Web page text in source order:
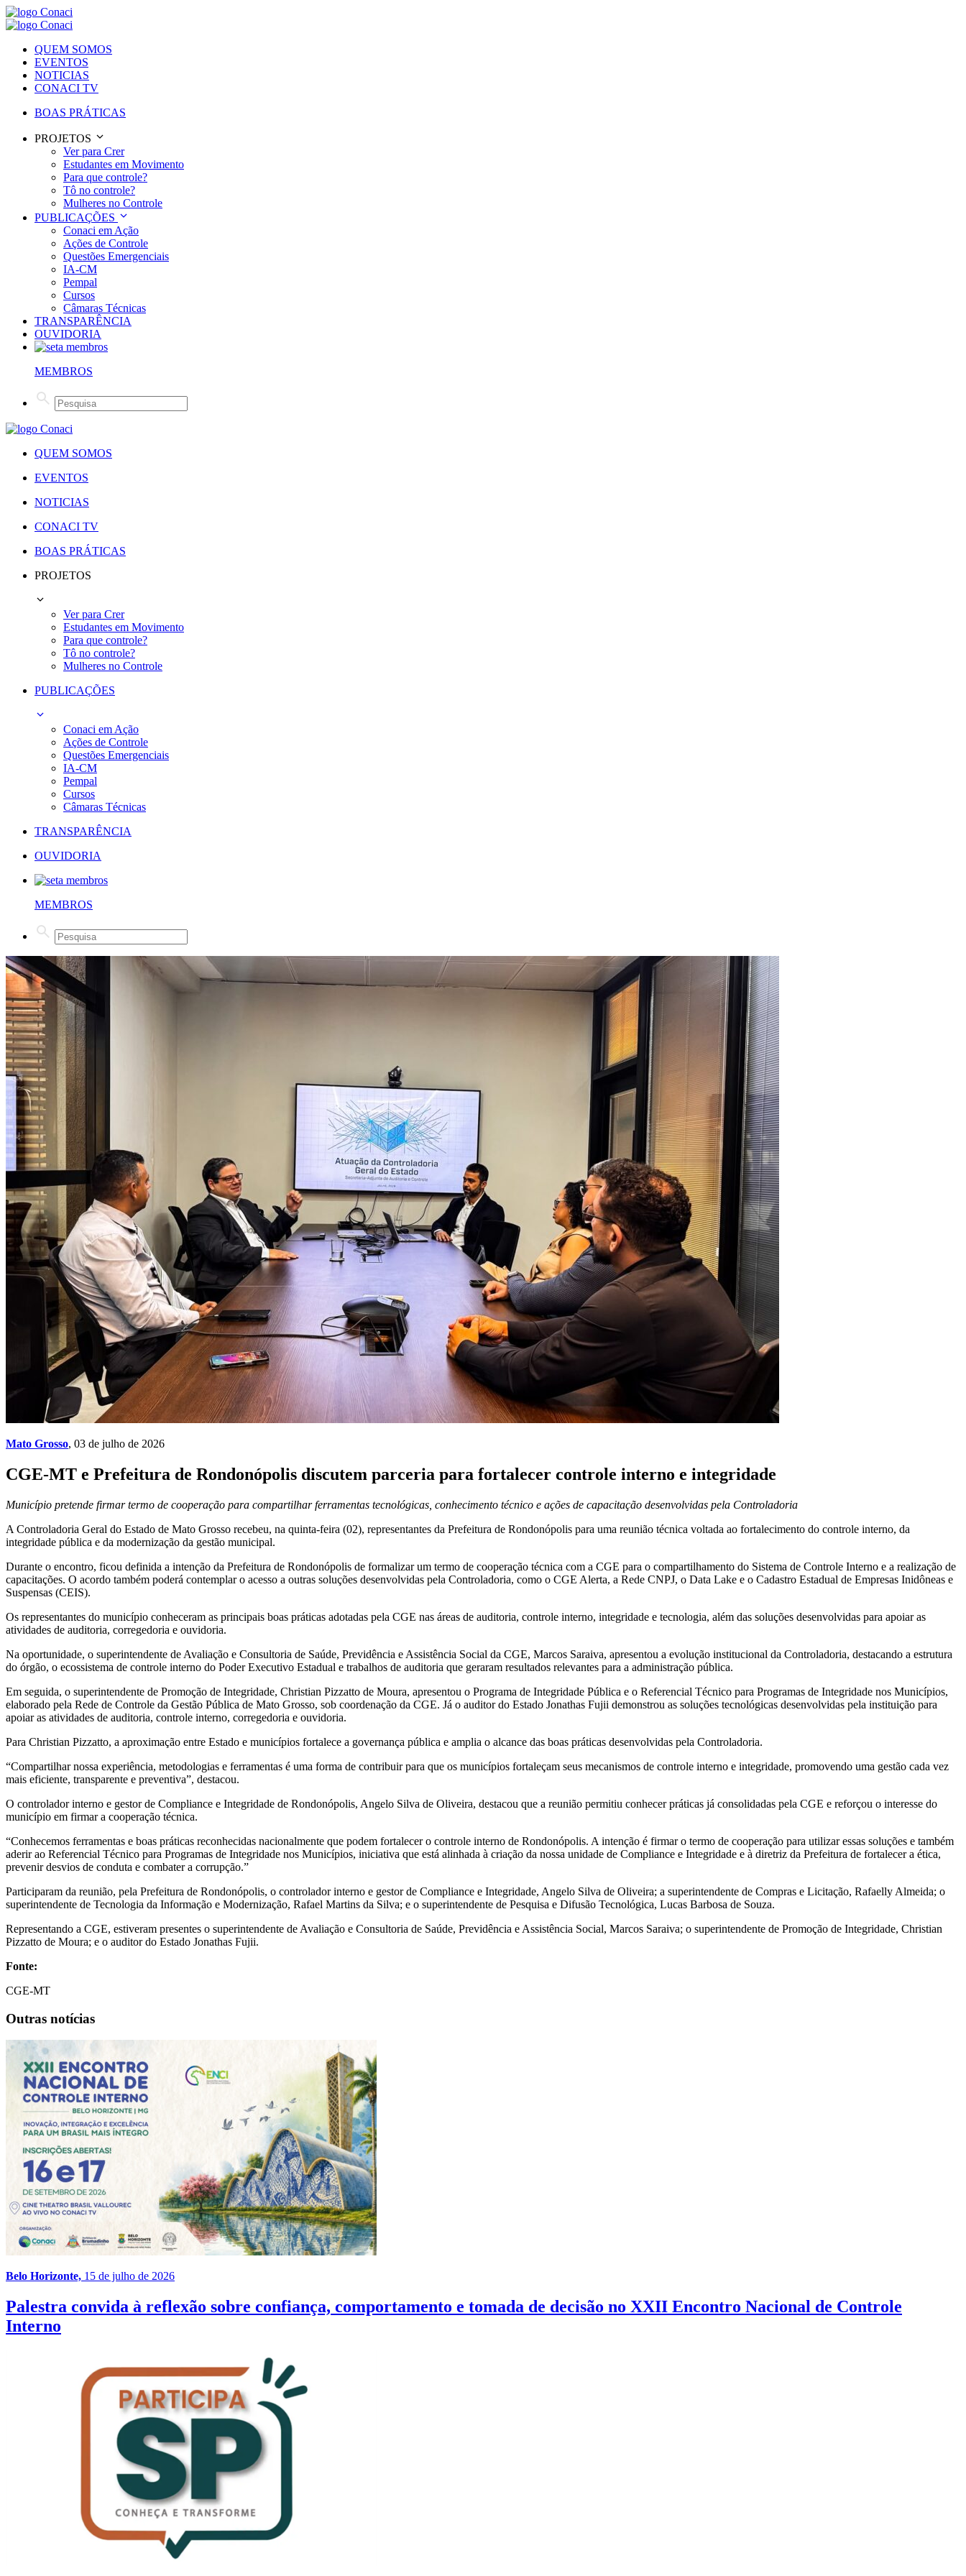
QUEM SOMOS
EVENTOS
NOTICIAS
CONACI TV
BOAS PRÁTICAS
PROJETOS
Ver para Crer
Estudantes em Movimento
Para que controle?
Tô no controle?
Mulheres no Controle
PUBLICAÇÕES
Conaci em Ação
Ações de Controle
Questões Emergenciais
IA-CM
Pempal
Cursos
Câmaras Técnicas
TRANSPARÊNCIA
OUVIDORIA
MEMBROS
QUEM SOMOS
EVENTOS
NOTICIAS
CONACI TV
BOAS PRÁTICAS
PROJETOS
Ver para Crer
Estudantes em Movimento
Para que controle?
Tô no controle?
Mulheres no Controle
PUBLICAÇÕES
Conaci em Ação
Ações de Controle
Questões Emergenciais
IA-CM
Pempal
Cursos
Câmaras Técnicas
TRANSPARÊNCIA
OUVIDORIA
MEMBROS
Mato Grosso, 03 de julho de 2026
CGE-MT e Prefeitura de Rondonópolis discutem parceria para fortalecer controle interno e integridade
Município pretende firmar termo de cooperação para compartilhar ferramentas tecnológicas, conhecimento técnico e ações de capacitação desenvolvidas pela Controladoria
A Controladoria Geral do Estado de Mato Grosso recebeu, na quinta-feira (02), representantes da Prefeitura de Rondonópolis para uma reunião técnica voltada ao fortalecimento do controle interno, da
integridade pública e da modernização da gestão municipal.
Durante o encontro, ficou definida a intenção da Prefeitura de Rondonópolis de formalizar um termo de cooperação técnica com a CGE para o compartilhamento do Sistema de Controle Interno e a realização de
capacitações. O acordo também poderá contemplar o acesso a outras soluções desenvolvidas pela Controladoria, como o CGE Alerta, a Rede CNPJ, o Data Lake e o Cadastro Estadual de Empresas Inidôneas e
Suspensas (CEIS).
Os representantes do município conheceram as principais boas práticas adotadas pela CGE nas áreas de auditoria, controle interno, integridade e tecnologia, além das soluções desenvolvidas para apoiar as
atividades de auditoria, corregedoria e ouvidoria.
Na oportunidade, o superintendente de Avaliação e Consultoria de Saúde, Previdência e Assistência Social da CGE, Marcos Saraiva, apresentou a evolução institucional da Controladoria, destacando a estrutura
do órgão, o ecossistema de controle interno do Poder Executivo Estadual e trabalhos de auditoria que geraram resultados relevantes para a administração pública.
Em seguida, o superintendente de Promoção de Integridade, Christian Pizzatto de Moura, apresentou o Programa de Integridade Pública e o Referencial Técnico para Programas de Integridade nos Municípios,
elaborado pela Rede de Controle da Gestão Pública de Mato Grosso, sob coordenação da CGE. Já o auditor do Estado Jonathas Fujii demonstrou as soluções tecnológicas desenvolvidas pela instituição para
apoiar as atividades de auditoria, controle interno, corregedoria e ouvidoria.
Para Christian Pizzatto, a aproximação entre Estado e municípios fortalece a governança pública e amplia o alcance das boas práticas desenvolvidas pela Controladoria.
“Compartilhar nossa experiência, metodologias e ferramentas é uma forma de contribuir para que os municípios fortaleçam seus mecanismos de controle interno e integridade, promovendo uma gestão cada vez
mais eficiente, transparente e preventiva”, destacou.
O controlador interno e gestor de Compliance e Integridade de Rondonópolis, Angelo Silva de Oliveira, destacou que a reunião permitiu conhecer práticas já consolidadas pela CGE e reforçou o interesse do
município em firmar a cooperação técnica.
“Conhecemos ferramentas e boas práticas reconhecidas nacionalmente que podem fortalecer o controle interno de Rondonópolis. A intenção é firmar o termo de cooperação para utilizar essas soluções e também
aderir ao Referencial Técnico para Programas de Integridade nos Municípios, iniciativa que está alinhada à criação da nossa unidade de Compliance e Integridade e à diretriz da Prefeitura de fortalecer a ética,
prevenir desvios de conduta e combater a corrupção.”
Participaram da reunião, pela Prefeitura de Rondonópolis, o controlador interno e gestor de Compliance e Integridade, Angelo Silva de Oliveira; a superintendente de Compras e Licitação, Rafaelly Almeida; o
superintendente de Tecnologia da Informação e Modernização, Rafael Martins da Silva; e o superintendente de Pesquisa e Difusão Tecnológica, Lucas Barbosa de Souza.
Representando a CGE, estiveram presentes o superintendente de Avaliação e Consultoria de Saúde, Previdência e Assistência Social, Marcos Saraiva; o superintendente de Promoção de Integridade, Christian
Pizzatto de Moura; e o auditor do Estado Jonathas Fujii.
Fonte:
CGE-MT
Outras notícias
Belo Horizonte, 15 de julho de 2026
Palestra convida à reflexão sobre confiança, comportamento e tomada de decisão no XXII Encontro Nacional de Controle
Interno